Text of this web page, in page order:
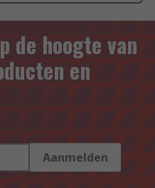
de hoogte van
en
Aanmelden